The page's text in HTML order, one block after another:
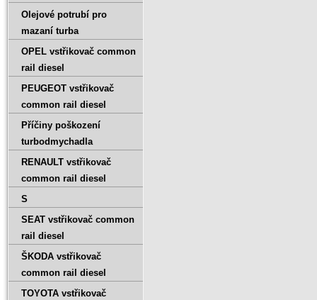
Olejové potrubí pro
mazaní turba
OPEL vstřikovač common
rail diesel
PEUGEOT vstřikovač
common rail diesel
Příčiny poškození
turbodmychadla
RENAULT vstřikovač
common rail diesel
S
SEAT vstřikovač common
rail diesel
ŠKODA vstřikovač
common rail diesel
TOYOTA vstřikovač